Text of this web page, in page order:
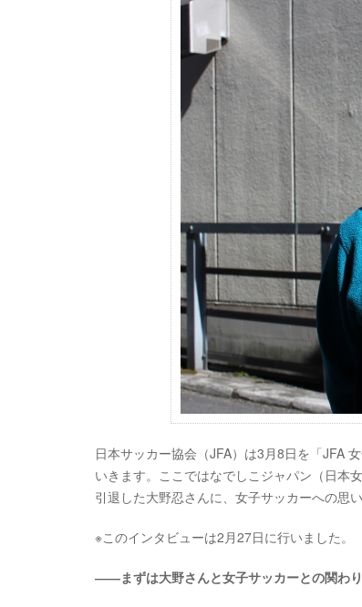
日本サッカー協会（JFA）は3月8日を「JFA
いきます。ここではなでしこジャパン（日本
引退した大野忍さんに、女子サッカーへの思
※このインタビューは2月27日に行いました。
――まずは大野さんと女子サッカーとの関わり